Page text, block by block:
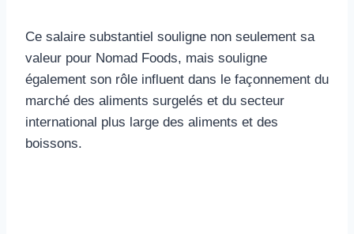
Ce salaire substantiel souligne non seulement sa
valeur pour Nomad Foods, mais souligne
également son rôle influent dans le façonnement du
marché des aliments surgelés et du secteur
international plus large des aliments et des
boissons.